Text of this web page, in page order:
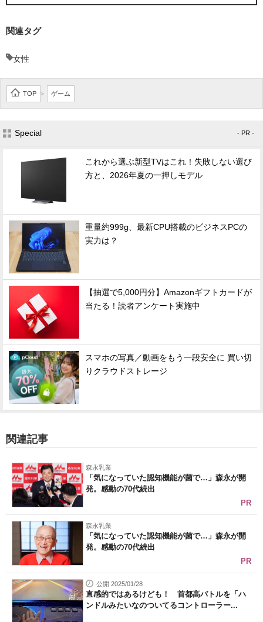
関連タグ
女性
TOP > ゲーム
Special - PR -
これから選ぶ新型TVはこれ！失敗しない選び
方と、2026年夏の一押しモデル
重量約999g、最新CPU搭載のビジネスPCの
実力は？
【抽選で5,000円分】Amazonギフトカードが
当たる！読者アンケート実施中
スマホの写真／動画をもう一段安全に 買い切
りクラウドストレージ
関連記事
森永乳業
「気になっていた認知機能が菌で…」森永が開
発。感動の70代続出
PR
森永乳業
「気になっていた認知機能が菌で…」森永が開
発。感動の70代続出
PR
公開 2025/01/28
直感的ではあるけども！ 首都高バトルを「ハ
ンドルみたいなのついてるコントローラー...